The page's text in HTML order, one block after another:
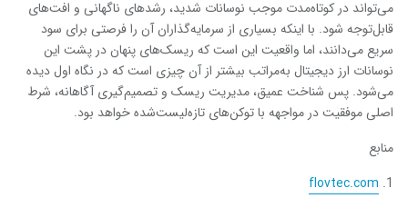
می‌تواند در کوتاه‌مدت موجب نوسانات شدید، رشدهای ناگهانی و افت‌های
قابل‌توجه شود. با اینکه بسیاری از سرمایه‌گذاران آن را فرصتی برای سود
سریع می‌دانند، اما واقعیت این است که ریسک‌های پنهان در پشت این
نوسانات ارز دیجیتال به‌مراتب بیشتر از آن چیزی است که در نگاه اول دیده
می‌شود. پس شناخت عمیق، مدیریت ریسک و تصمیم‌گیری آگاهانه، شرط
اصلی موفقیت در مواجهه با توکن‌های تازه‌لیست‌شده خواهد بود.
منابع
flovtec.com